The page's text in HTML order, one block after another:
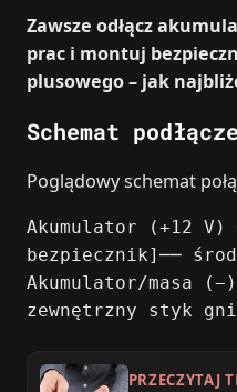
Zawsze odłącz
prac i montuj
plusowego – jak
Schemat
Poglądowy schemat
Akumulator (+12 V)
bezpiecznik]──
Akumulator/masa
zewnętrzny styk
PRZECZYTAJ